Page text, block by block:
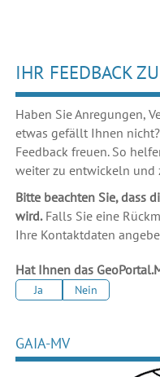
IHR FEEDBACK
Haben Sie Anregungen,
etwas gefällt Ihnen
Feedback freuen. So
weiter zu entwickeln und
Bitte beachten Sie, dass
wird.Falls Sie eine
Ihre Kontaktdaten
Hat Ihnen das
Ja Nein
GAIA-MV